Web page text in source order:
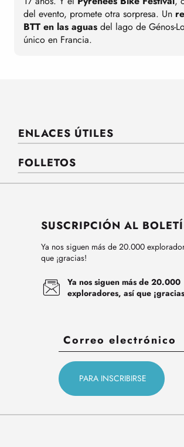
del evento, promete otra sorpresa. Un
BTT en las aguas del lago de Génos-
único en Francia.
ENLACES ÚTILES
FOLLETOS
SUSCRIPCIÓN AL
Ya nos siguen más de 20.000
que ¡gracias!
Ya nos siguen más de 20.000
exploradores, así que